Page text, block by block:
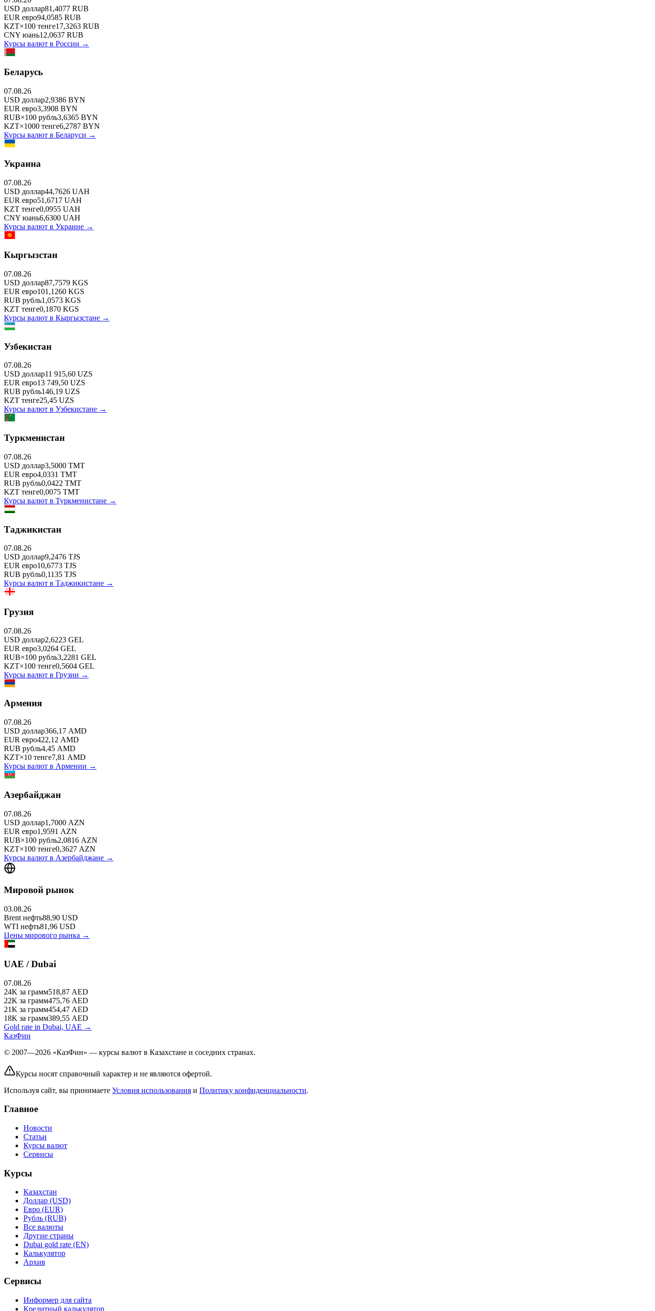
USD доллар81,4077 RUB
EUR евро94,0585 RUB
KZT×100 тенге17,3263 RUB
CNY юань12,0637 RUB
Курсы валют в России →
Беларусь
07.08.26
USD доллар2,9386 BYN
EUR евро3,3908 BYN
RUB×100 рубль3,6365 BYN
KZT×1000 тенге6,2787 BYN
Курсы валют в Беларуси →
Украина
07.08.26
USD доллар44,7626 UAH
EUR евро51,6717 UAH
KZT тенге0,0955 UAH
CNY юань6,6300 UAH
Курсы валют в Украине →
Кыргызстан
07.08.26
USD доллар87,7579 KGS
EUR евро101,1260 KGS
RUB рубль1,0573 KGS
KZT тенге0,1870 KGS
Курсы валют в Кыргызстане →
Узбекистан
07.08.26
USD доллар11 915,60 UZS
EUR евро13 749,50 UZS
RUB рубль146,19 UZS
KZT тенге25,45 UZS
Курсы валют в Узбекистане →
Туркменистан
07.08.26
USD доллар3,5000 TMT
EUR евро4,0331 TMT
RUB рубль0,0422 TMT
KZT тенге0,0075 TMT
Курсы валют в Туркменистане →
Таджикистан
07.08.26
USD доллар9,2476 TJS
EUR евро10,6773 TJS
RUB рубль0,1135 TJS
Курсы валют в Таджикистане →
Грузия
07.08.26
USD доллар2,6223 GEL
EUR евро3,0264 GEL
RUB×100 рубль3,2281 GEL
KZT×100 тенге0,5604 GEL
Курсы валют в Грузии →
Армения
07.08.26
USD доллар366,17 AMD
EUR евро422,12 AMD
RUB рубль4,45 AMD
KZT×10 тенге7,81 AMD
Курсы валют в Армении →
Азербайджан
07.08.26
USD доллар1,7000 AZN
EUR евро1,9591 AZN
RUB×100 рубль2,0816 AZN
KZT×100 тенге0,3627 AZN
Курсы валют в Азербайджане →
Мировой рынок
03.08.26
Brent нефть88,90 USD
WTI нефть81,96 USD
Цены мирового рынка →
UAE / Dubai
07.08.26
24K за грамм518,87 AED
22K за грамм475,76 AED
21K за грамм454,47 AED
18K за грамм389,55 AED
Gold rate in Dubai, UAE →
КазФин
© 2007—2026 «КазФин» — курсы валют в Казахстане и соседних странах.
Курсы носят справочный характер и не являются офертой.
Используя сайт, вы принимаете Условия использования и Политику конфиденциальности.
Главное
Новости
Статьи
Курсы валют
Сервисы
Курсы
Казахстан
Доллар (USD)
Евро (EUR)
Рубль (RUB)
Все валюты
Другие страны
Dubai gold rate (EN)
Калькулятор
Архив
Сервисы
Информер для сайта
Кредитный калькулятор